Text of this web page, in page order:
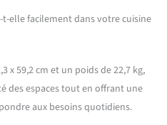
elle facilement dans votre cuisine
x 59,2 cm et un poids de 22,7 kg,
des espaces tout en offrant une
aux besoins quotidiens.